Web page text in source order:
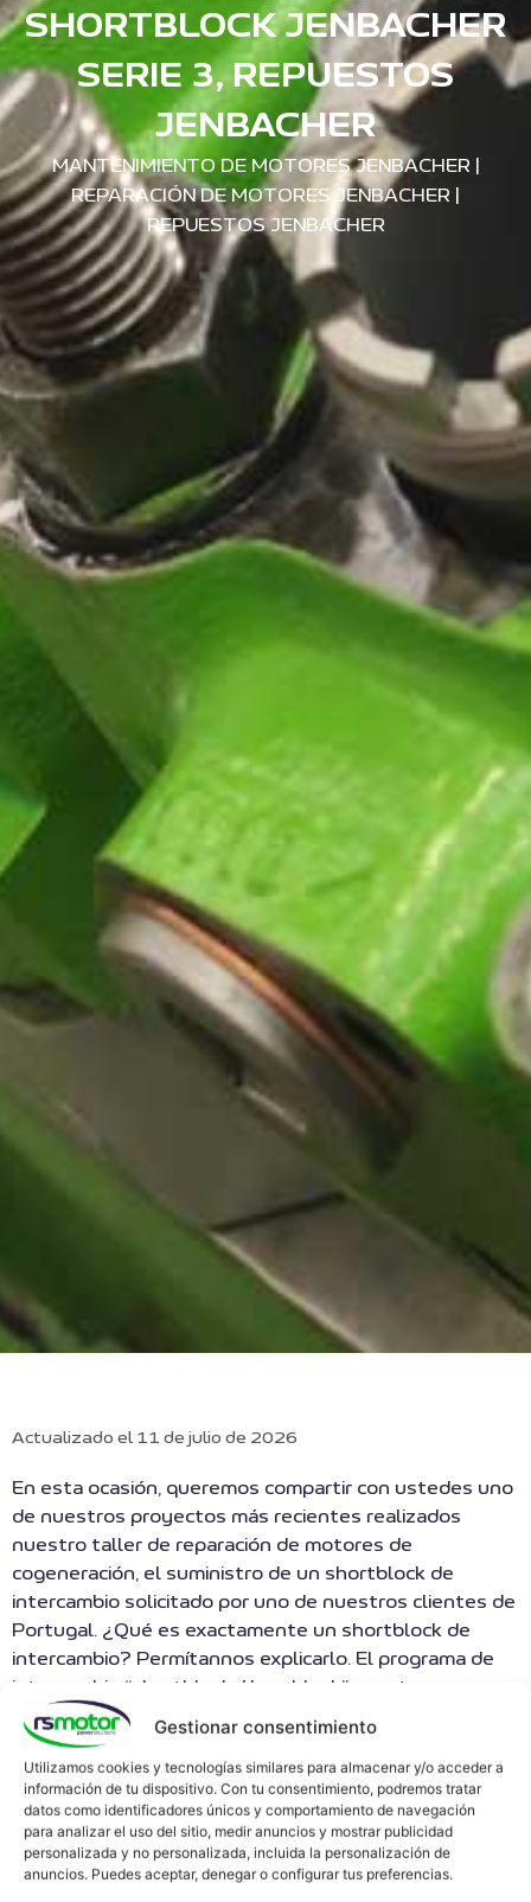
Gestionar consentimiento
Utilizamos cookies y tecnologías similares para almacenar y/o acceder a
información de tu dispositivo. Con tu consentimiento, podremos tratar
datos como identificadores únicos y comportamiento de navegación
para analizar el uso del sitio, medir anuncios y mostrar publicidad
personalizada y no personalizada, incluida la personalización de
anuncios. Puedes aceptar, denegar o configurar tus preferencias.
SHORTBLOCK JENBACHER
SERIE 3, REPUESTOS
JENBACHER
MANTENIMIENTO DE MOTORES JENBACHER
REPARACIÓN DE MOTORES JENBACHER
REPUESTOS JENBACHER
Actualizado el 11 de julio de 2026
En esta ocasión, queremos compartir con ustedes uno
de nuestros proyectos más recientes realizados
nuestro taller de reparación de motores de
cogeneración, el suministro de un shortblock de
intercambio solicitado por uno de nuestros clientes de
Portugal. ¿Qué es exactamente un shortblock de
intercambio? Permítannos explicarlo. El programa de
intercambio “shortblock / longblock” o motor
completo de «
RS Motor
», está especialmente
diseñado para agilizar y optimizar el tiempo de
inactividad de las plantas de energía, ahorrándole el
elevado coste asociado a esta. En este caso particular,
nos encontramos trabajando en un motor Jenbacher
312. Nuestro equipo de expertos enRS Motorha
llevado a cabo todos los procesos y tareas necesarios